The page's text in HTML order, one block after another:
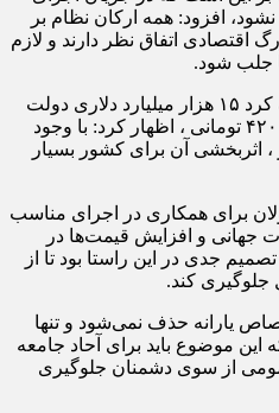
افزود: همه ارکان نظام بر
اقتصادی اتفاق نظر دارند و لازم
جلب شود.
استاندار اردبیل با اشاره به هزینه کرد ۱۵ هزار میلیارد دلاری دولت
در سال گذشته برای تامین ارز ۴۲۰۰ تومانی ، اظهار کرد: با وجود
، اثربخشی آن برای کشور بسیار
برای همکاری در اجرای مناسب
جهانی و افزایش قیمت‌ها در
جدی در این راستا بود تا از
جلوگیری کند.
یارانه حذف نمی‌شود و تنها
موضوع باید برای آحاد جامعه
از سوی دشمنان جلوگیری